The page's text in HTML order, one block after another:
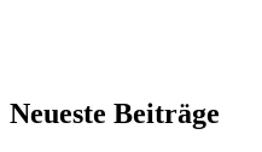
Neueste Beiträge